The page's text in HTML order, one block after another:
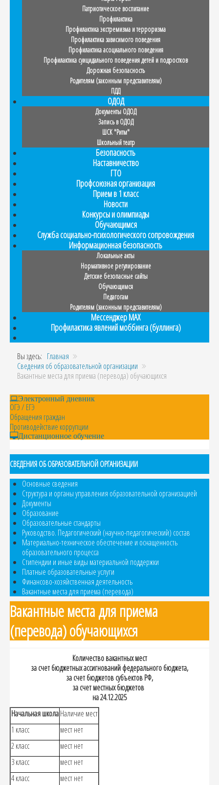
Патриотическое воспитание
Профилактика
Профилактика экстремизма и терроризма
Профилактика зависимого поведения
Профилактика асоциального поведения
Профилактика суицидального поведения детей и подростков
Дорожная безопасность
Родителям (законным представителям)
ПДД
ОДОД
Документы ОДОД
Запись в ОДОД
ШСК "Ритм"
Школьный театр
Безопасность
Наставничество
ГТО
Профсоюзная организация
Прием в 1 класс
Новости
Конкурсы и олимпиады
Обучающимся
Служба социально-психологического сопровождения
Информационная безопасность
Локальные акты
Нормативное регулирование
Детские безопасные сайты
Обучающимся
Педагогам
Родителям (законным представителям)
Мессенджер MAX
Профилактика явлений моббинга (буллинга)
Вы здесь: Главная
Сведения об образовательной организации
Вакантные места для приема (перевода) обучающихся
Электронный дневник
ОГЭ / ЕГЭ
Обращения граждан
Противодействие коррупции
Дистанционное обучение
СВЕДЕНИЯ ОБ ОБРАЗОВАТЕЛЬНОЙ ОРГАНИЗАЦИИ
Основные сведения
Структура и органы управления образовательной организацией
Документы
Образование
Образовательные стандарты
Руководство. Педагогический (научно-педагогический) состав
Материально-техническое обеспечение и оснащенность
образовательного процесса
Стипендии и иные виды материальной поддержки
Платные образовательные услуги
Финансово-хозяйственная деятельность
Вакантные места для приема (перевода)
Вакантные места для приема
(перевода) обучающихся
Количество вакантных мест
за счет бюджетных ассигнований федерального бюджета,
за счет бюджетов субъектов РФ,
за счет местных бюджетов
на 24.12.2025
Начальная школаНаличие мест
1 класс
мест нет
2 класс
мест нет
3 класс
мест нет
4 класс
мест нет